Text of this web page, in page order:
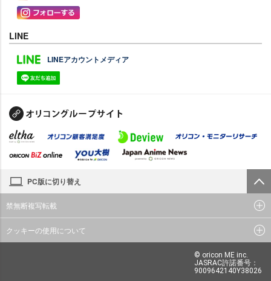
LINE
LINEアカウントメディア
PC版に切り替え
禁無断複写転載
クッキーの使用について
© oricon ME inc.
JASRAC許諾番号：
9009642140Y38026